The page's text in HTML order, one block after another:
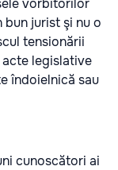
vorbitorilor
bun jurist şi nu o
tensionării
legislative
îndoielnică sau
cunoscători ai